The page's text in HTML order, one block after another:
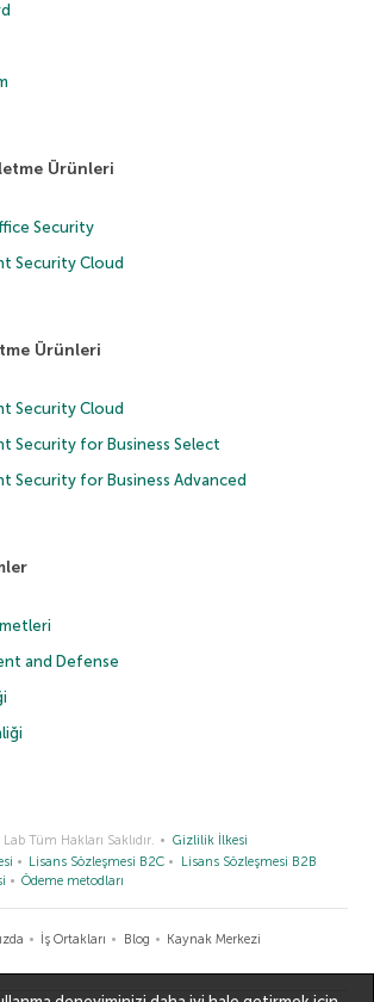
Ürünleri
Security
Security Cloud
Ürünleri
Security Cloud
Security for Business Select
Security for Business Advanced
and Defense
Tüm Hakları Saklıdır.
Gizlilik İlkesi
Lisans Sözleşmesi B2C
Lisans Sözleşmesi B2B
Ödeme metodları
İş Ortakları Blog
Kaynak Merkezi